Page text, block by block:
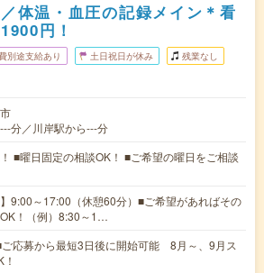
体温・血圧の記録メイン＊看
円！
別途支給あり 土日祝日が休み 残業なし
分／川岸駅から---分
■曜日固定の相談OK！ ■ご希望の曜日をご相談
】9:00～17:00（休憩60分）■ご希望があればその
！（例）8:30～1…
応募から最短3日後に開始可能 8月～、9月ス